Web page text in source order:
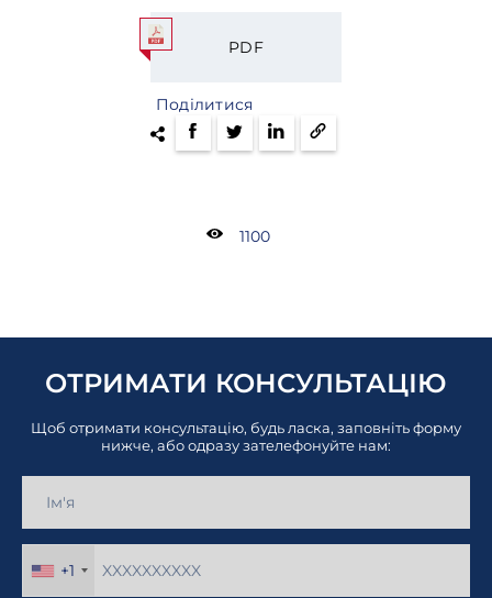
PDF
Поділитися
1100
ОТРИМАТИ КОНСУЛЬТАЦІЮ
Щоб отримати консультацію, будь ласка, заповніть форму
нижче, або одразу зателефонуйте нам:
+1